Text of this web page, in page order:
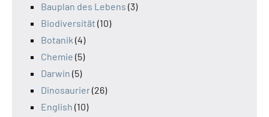
Bauplan des Lebens (3)
Biodiversität (10)
Botanik (4)
Chemie (5)
Darwin (5)
Dinosaurier(26)
English (10)